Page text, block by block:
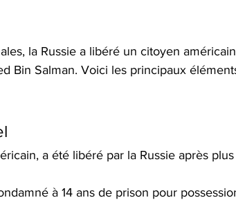
la Russie a libéré un citoyen
Bin Salman. Voici les principaux
a été libéré par la Russie après
à 14 ans de prison pour